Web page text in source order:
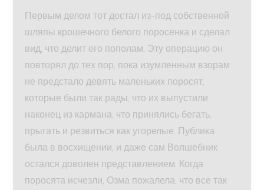
Первым делом тот достал из-под собственной
шляпы крошечного белого поросенка и сделал
вид, что делит его пополам. Эту операцию он
повторял до тех пор, пока изумленным взорам
не предстало девять маленьких поросят,
которые были так рады, что их выпустили
наконец из кармана, что принялись бегать,
прыгать и резвиться как угорелые. Публика
была в восхищении, и даже сам Волшебник
остался доволен представлением. Когда
поросята исчезли, Озма пожалела, что все так